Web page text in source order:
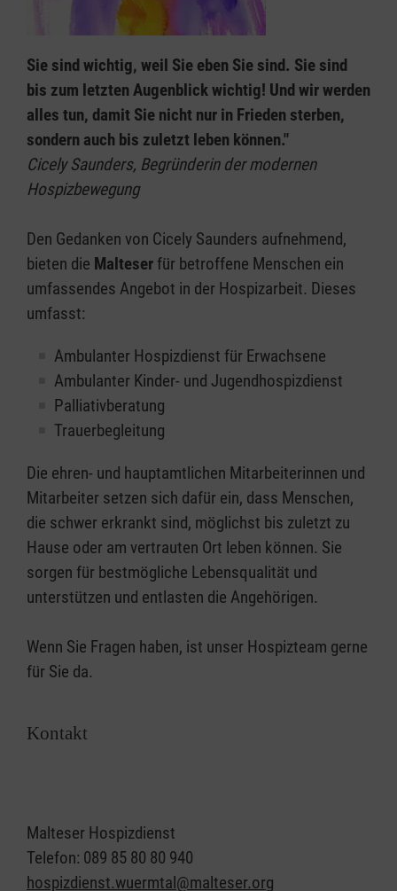
Sie sind wichtig, weil Sie eben Sie sind. Sie sind
bis zum letzten Augenblick wichtig! Und wir werden
alles tun, damit Sie nicht nur in Frieden sterben,
sondern auch bis zuletzt leben können."
Cicely Saunders, Begründerin der modernen
Hospizbewegung
Den Gedanken von Cicely Saunders aufnehmend,
bieten die Malteser für betroffene Menschen ein
umfassendes Angebot in der Hospizarbeit. Dieses
umfasst:
Ambulanter Hospizdienst für Erwachsene
Ambulanter Kinder- und Jugendhospizdienst
Palliativberatung
Trauerbegleitung
Die ehren- und hauptamtlichen Mitarbeiterinnen und
Mitarbeiter setzen sich dafür ein, dass Menschen,
die schwer erkrankt sind, möglichst bis zuletzt zu
Hause oder am vertrauten Ort leben können. Sie
sorgen für bestmögliche Lebensqualität und
unterstützen und entlasten die Angehörigen.
Wenn Sie Fragen haben, ist unser Hospizteam gerne
für Sie da.
Kontakt
Malteser Hospizdienst
Telefon: 089 85 80 80 940
hospizdienst.wuermtal@malteser.org